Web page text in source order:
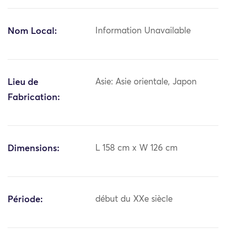
Nom Local: Information Unavailable
Lieu de
Fabrication:
Asie: Asie orientale, Japon
Dimensions: L 158 cm x W 126 cm
Période: début du XXe siècle